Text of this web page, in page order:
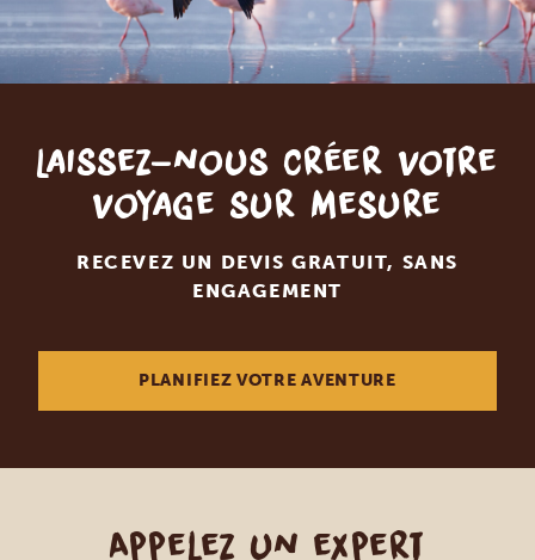
Laissez-nous créer votre
voyage sur mesure
RECEVEZ UN DEVIS GRATUIT, SANS
ENGAGEMENT
PLANIFIEZ VOTRE AVENTURE
Appelez un expert